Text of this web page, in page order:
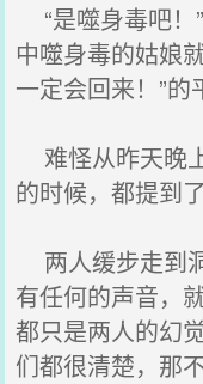
“是噬身毒吧！
中噬身毒的姑娘
一定会回来！”的
难怪从昨天晚
的时候，都提到
两人缓步走到
有任何的声音，
都只是两人的幻
们都很清楚，那